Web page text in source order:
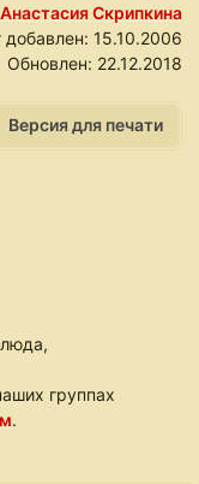
Анастасия Скрипкина
добавлен: 15.10.2006
Обновлен: 22.12.2018
Версия для печати
группах
.